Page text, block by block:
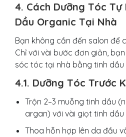
4. Cách Dưỡng Tóc Tự
Dầu Organic Tại Nhà
Bạn không cần đến salon để
Chỉ với vài bước đơn giản,
sóc tóc tại nhà bằng tinh dầu
4.1. Dưỡng Tóc Trước
Trộn 2–3 muỗng tinh dầu
argan) với vài giọt tinh dầu
Thoa hỗn hợp lên da đầu